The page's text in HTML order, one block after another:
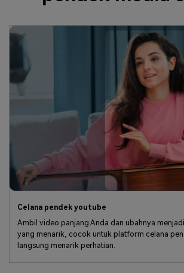
Celana pendek youtube
Ambil video panjang Anda dan ubahnya
yang menarik, cocok untuk platform celana
langsung menarik perhatian.